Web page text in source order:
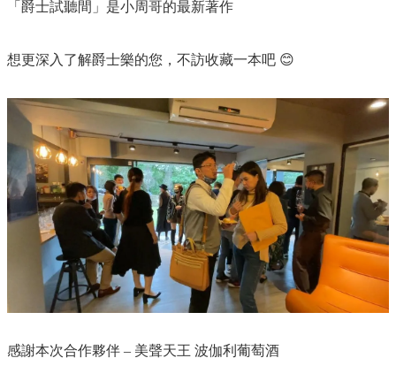
「爵士試聽間」是小周哥的最新著作​
想更深入了解爵士樂的您，不訪收藏一本吧 😊​
感謝本次合作夥伴 – 美聲天王 波伽利葡萄酒​